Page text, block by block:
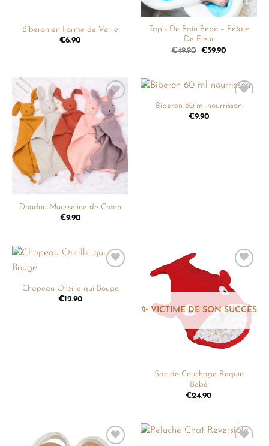
Biberon en Forme de Verre
€6.90
Tapis De Bain Bébé – Pétale
De Fleur
€49.90 €39.90
Ajouter
à la
liste de
souhaits
Doudou Mousseline de Coton
€9.90
Ajouter
Biberon 60 ml nourrisson
€9.90
liste de
Chapeau Oreille qui Bouge
€12.90
Ajouter
liste de
souhaits
Sac de Couchage Requin
Bébé
€24.90